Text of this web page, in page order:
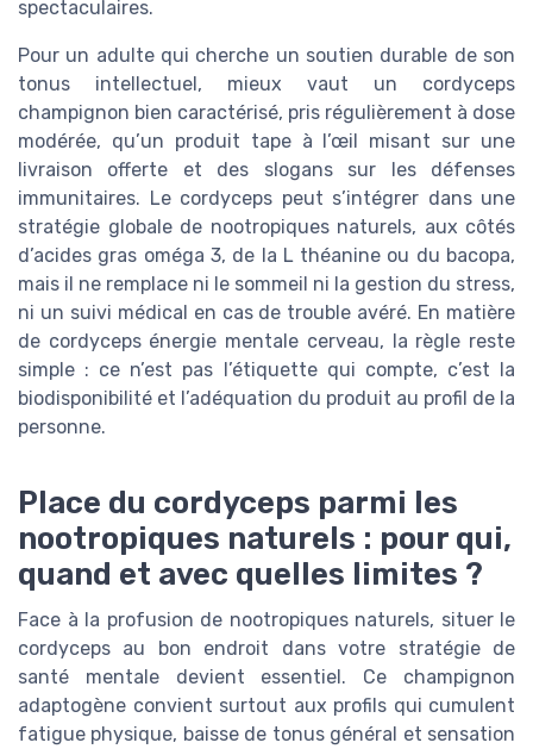
spectaculaires.
Pour un adulte qui cherche un soutien durable de son
tonus intellectuel, mieux vaut un cordyceps
champignon bien caractérisé, pris régulièrement à dose
modérée, qu’un produit tape à l’œil misant sur une
livraison offerte et des slogans sur les défenses
immunitaires. Le cordyceps peut s’intégrer dans une
stratégie globale de nootropiques naturels, aux côtés
d’acides gras oméga 3, de la L théanine ou du bacopa,
mais il ne remplace ni le sommeil ni la gestion du stress,
ni un suivi médical en cas de trouble avéré. En matière
de cordyceps énergie mentale cerveau, la règle reste
simple : ce n’est pas l’étiquette qui compte, c’est la
biodisponibilité et l’adéquation du produit au profil de la
personne.
Place du cordyceps parmi les
nootropiques naturels : pour qui,
quand et avec quelles limites ?
Face à la profusion de nootropiques naturels, situer le
cordyceps au bon endroit dans votre stratégie de
santé mentale devient essentiel. Ce champignon
adaptogène convient surtout aux profils qui cumulent
fatigue physique, baisse de tonus général et sensation